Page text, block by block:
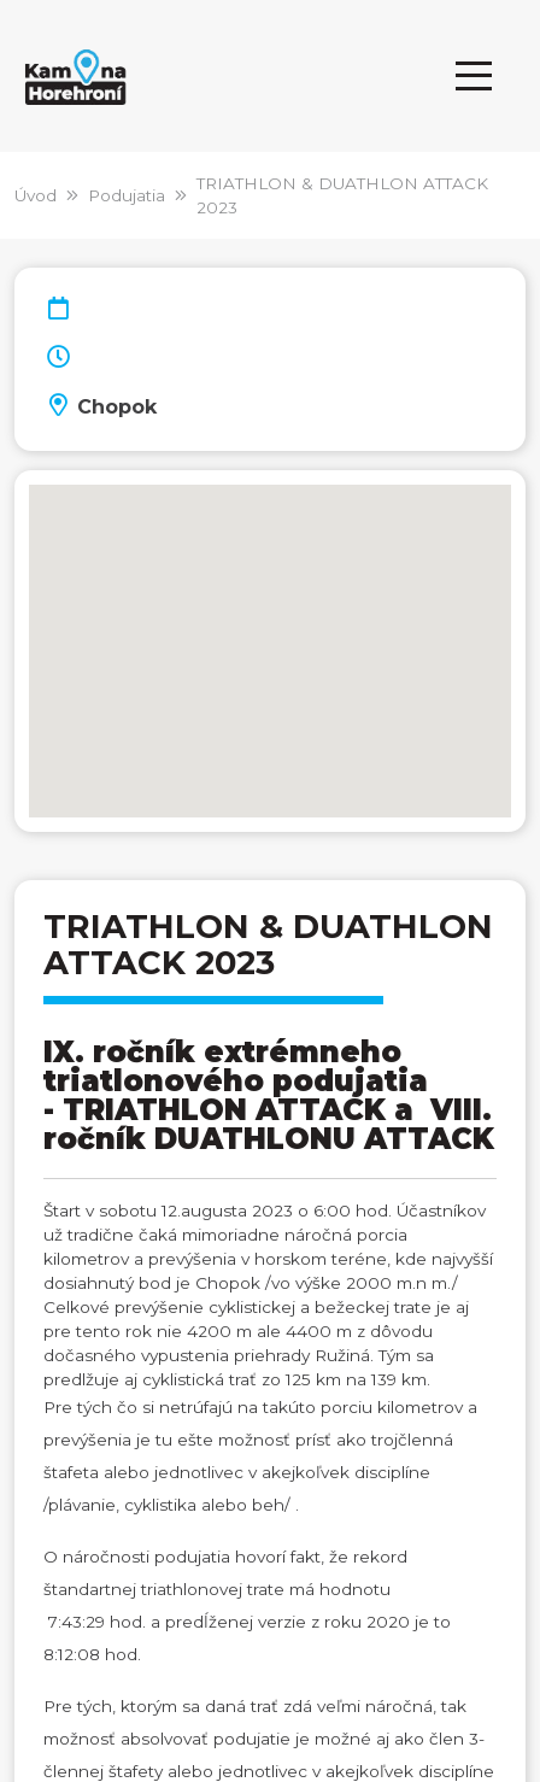
Úvod Podujatia
TRIATHLON & DUATHLON ATTACK
2023
Chopok
TRIATHLON & DUATHLON
ATTACK 2023
IX. ročník extrémneho
triatlonového podujatia
- TRIATHLON ATTACK a VIII.
ročník DUATHLONU ATTACK
Štart v sobotu 12.augusta 2023 o 6:00 hod. Účastníkov
už tradične čaká mimoriadne náročná porcia
kilometrov a prevýšenia v horskom teréne, kde najvyšší
dosiahnutý bod je Chopok /vo výške 2000 m.n m./
Celkové prevýšenie cyklistickej a bežeckej trate je aj
pre tento rok nie 4200 m ale 4400 m z dôvodu
dočasného vypustenia priehrady Ružiná. Tým sa
predlžuje aj cyklistická trať zo 125 km na 139 km.
Pre tých čo si netrúfajú na takúto porciu kilometrov a
prevýšenia je tu ešte možnosť prísť ako trojčlenná
štafeta alebo jednotlivec v akejkoľvek disciplíne
/plávanie, cyklistika alebo beh/ .
O náročnosti podujatia hovorí fakt, že rekord
štandartnej triathlonovej trate má hodnotu
7:43:29 hod. a predĺženej verzie z roku 2020 je to
8:12:08 hod.
Pre tých, ktorým sa daná trať zdá veľmi náročná, tak
možnosť absolvovať podujatie je možné aj ako člen 3-
člennej štafety alebo jednotlivec v akejkoľvek disciplíne